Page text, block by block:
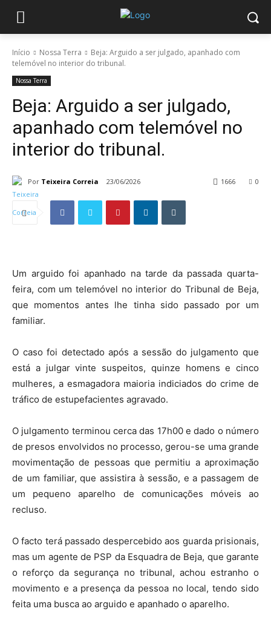
Início Nossa Terra
Beja: Arguido a ser julgado, apanhado com
telemóvel no interior do tribunal.
Nossa Terra
Beja: Arguido a ser julgado,
apanhado com telemóvel no
interior do tribunal.
Por Teixeira Correia 23/06/2026 0
1666
Um arguido foi apanhado na tarde da passada quarta-
feira, com um telemóvel no interior do Tribunal de Beja,
que momentos antes lhe tinha sido passado por um
familiar.
O caso foi detectado após a sessão do julgamento que
está a julgar vinte suspeitos, quinze homens e cinco
mulheres, a esmagadora maioria indiciados do crime de
tráfico de estupefacientes agravado.
O julgamento terminou cerca das 17h00 e dado o número
de presos envolvidos no processo, gerou-se uma grande
movimentação de pessoas que permitiu a aproximação
de um familiar, que assistira à sessão, e a passagem de
um pequeno aparelho de comunicações móveis ao
recluso.
O facto terá passado despercebido aos guarda prisionais,
mas um agente de PSP da Esquadra de Beja, que garante
o reforço da segurança no tribunal, achou estranho o
movimento e a presença da pessoa no local, tendo sido
feita uma busca ao arguido e apanhado o aparelho.